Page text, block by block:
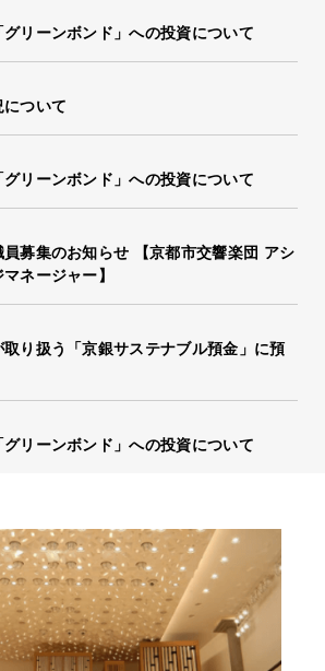
リーンボンド」への投資について
ついて
リーンボンド」への投資について
員募集のお知らせ 【京都市交響楽団 アシ
ネージャー】
り扱う「京銀サステナブル預金」に預
リーンボンド」への投資について